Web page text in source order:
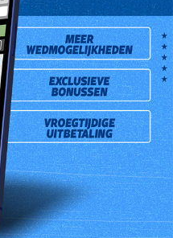
5 hoofdprijswinnaar van de
2025. Zij kocht het winnende
aan de dr. Sophie
Next